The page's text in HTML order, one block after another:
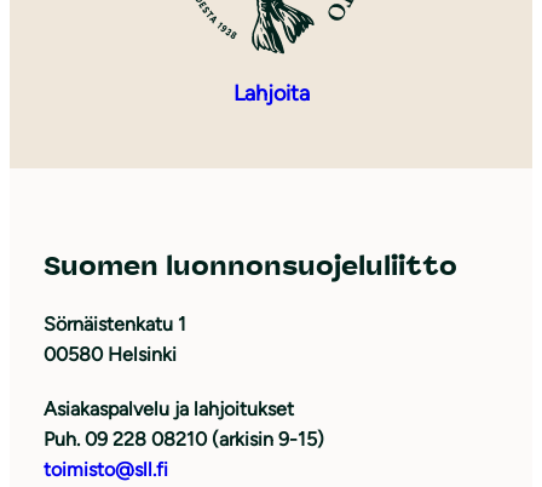
Lahjoita
Suomen luonnonsuojeluliitto
Sörnäistenkatu 1
00580 Helsinki
Asiakaspalvelu ja lahjoitukset
Puh. 09 228 08210 (arkisin 9-15)
toimisto@sll.fi